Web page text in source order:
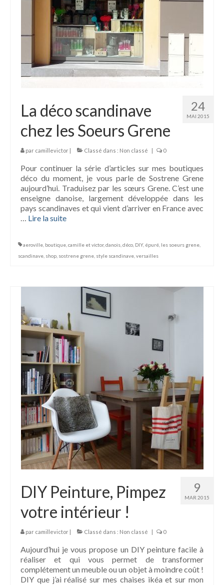
24
MAI 2015
La déco scandinave
chez les Soeurs Grene
par camillevictor | Classé dans : Non classé | 0
Pour continuer la série d’articles sur mes boutiques
déco du moment, je vous parle de Sostrene Grene
aujourd’hui. Traduisez par les sœurs Grene. C’est une
enseigne danoise, largement développée dans les
pays scandinaves et qui vient d’arriver en France avec
Lire la suite­­
aeroville boutique camille et victor, danois déco DIY, épuré les soeurs grene
scandinave shop sostrene grene style scandinave versailles
9
MAR 2015
DIY Peinture, Pimpez
votre intérieur !
par camillevictor | Classé dans : Non classé | 0
Aujourd’hui je vous propose un DIY peinture facile à
réaliser et qui vous permet de transformer
complétement un meuble ou un objet à moindre coût !
DIY que j’ai réalisé sur mes chaises ikéa et sur mon